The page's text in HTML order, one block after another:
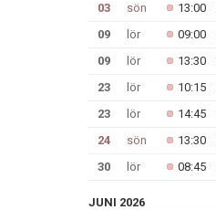
03
sön 13:00
09
lör 09:00
09
lör 13:30
23
lör 10:15
23
lör 14:45
24
sön 13:30
30
lör 08:45
JUNI 2026